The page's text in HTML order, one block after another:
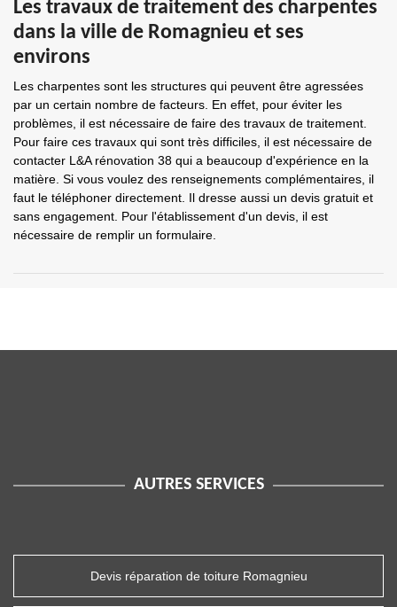
Les travaux de traitement des charpentes
dans la ville de Romagnieu et ses
environs
Les charpentes sont les structures qui peuvent être agressées
par un certain nombre de facteurs. En effet, pour éviter les
problèmes, il est nécessaire de faire des travaux de traitement.
Pour faire ces travaux qui sont très difficiles, il est nécessaire de
contacter L&A rénovation 38 qui a beaucoup d'expérience en la
matière. Si vous voulez des renseignements complémentaires, il
faut le téléphoner directement. Il dresse aussi un devis gratuit et
sans engagement. Pour l'établissement d'un devis, il est
nécessaire de remplir un formulaire.
AUTRES SERVICES
Devis réparation de toiture Romagnieu